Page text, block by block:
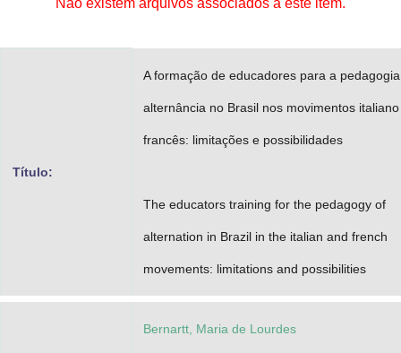
Advocacia-Geral da União
Não existem arquivos associados a este item.
Título:
A formação de educadores para a
alternância no Brasil nos movimentos
francês: limitações e possibilidades
The educators training for the pedagogy of
alternation in Brazil in the italian and french
movements: limitations and possibilities
Bernartt, Maria de Lourdes